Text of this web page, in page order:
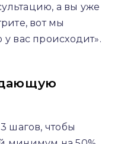
а вы уже
вот мы
вас происходит».
шагов, чтобы